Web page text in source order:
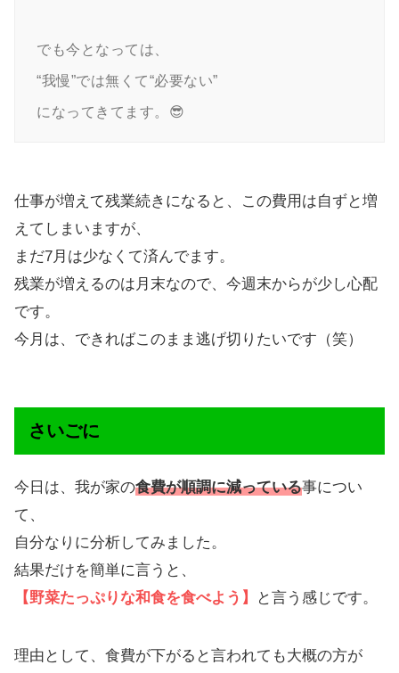
でも今となっては、
“我慢”では無くて“必要ない”
になってきてます。😎
仕事が増えて残業続きになると、この費用は自ずと増
えてしまいますが、
まだ7月は少なくて済んでます。
残業が増えるのは月末なので、今週末からが少し心配
です。
今月は、できればこのまま逃げ切りたいです（笑）
さいごに
今日は、我が家の食費が順調に減っている事につい
て、
自分なりに分析してみました。
結果だけを簡単に言うと、
【野菜たっぷりな和食を食べよう】
と言う感じです。
理由として、食費が下がると言われても大概の方が